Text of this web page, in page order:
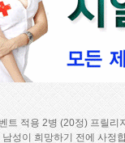
트 적용 2병 (20정) 프릴
성이 희망하기 전에 사